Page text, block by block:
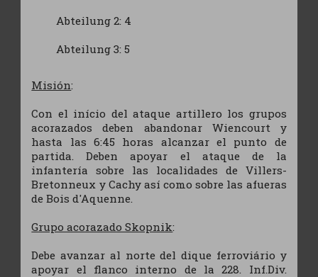
Abteilung 2: 4
Abteilung 3: 5
Misión:
Con el início del ataque artillero los grupos
acorazados deben abandonar Wiencourt y
hasta las 6:45 horas alcanzar el punto de
partida. Deben apoyar el ataque de la
infantería sobre las localidades de Villers-
Bretonneux y Cachy así como sobre las afueras
de Bois d'Aquenne.
Grupo acorazado Skopnik:
Debe avanzar al norte del dique ferroviário y
apoyar el flanco interno de la 228. Inf.Div.